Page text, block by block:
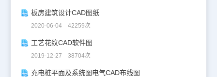
板房建筑设计CAD图纸
2020-06-04 42259次
工艺花纹CAD软件图
2019-12-27 38704次
充电桩平面及系统图电气CAD布线图